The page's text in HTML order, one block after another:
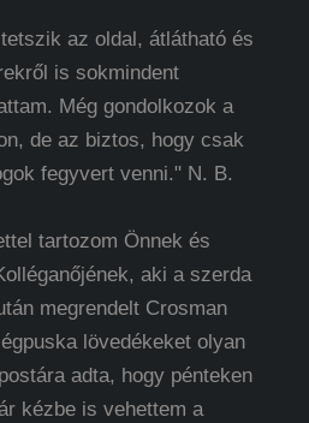
az oldal, átlátható és
is sokmindent
Még gondolkozok a
de az biztos, hogy csak
fegyvert venni." N. B.
tartozom Önnek és
aki a szerda
megrendelt Crosman
lövedékeket olyan
adta, hogy pénteken
kézbe is vehettem a